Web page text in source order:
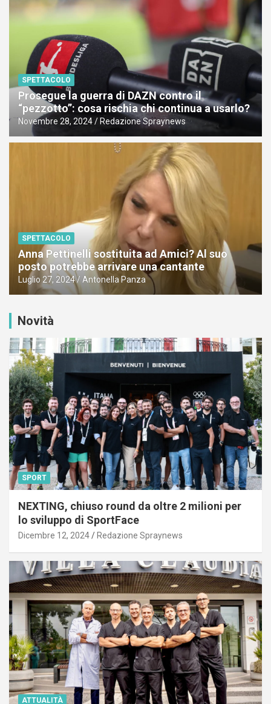
SPETTACOLO
Prosegue la guerra di DAZN contro il
“pezzotto”: cosa rischia chi continua a usarlo?
Novembre 28, 2024 Redazione Spraynews
SPETTACOLO
Anna Pettinelli sostituita ad Amici? Al suo
posto potrebbe arrivare una cantante
Luglio 27, 2024 Antonella Panza
Novità
SPORT
NEXTING, chiuso round da oltre 2 milioni per
lo sviluppo di SportFace
Dicembre 12, 2024 Redazione Spraynews
ATTUALITÀ